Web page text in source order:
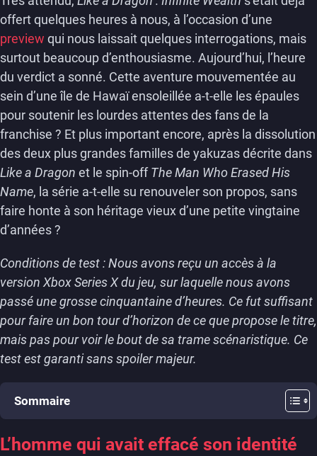
offert quelques heures à nous, à l’occasion d’une
preview qui nous laissait quelques interrogations, mais
surtout beaucoup d’enthousiasme. Aujourd’hui, l’heure
du verdict a sonné. Cette aventure mouvementée au
sein d’une île de Hawaï ensoleillée a-t-elle les épaules
pour soutenir les lourdes attentes des fans de la
franchise ? Et plus important encore, après la dissolution
des deux plus grandes familles de yakuzas décrite dans
Like a Dragon et le spin-offThe Man Who Erased His
Name, la série a-t-elle su renouveler son propos, sans
faire honte à son héritage vieux d’une petite vingtaine
d’années ?
Conditions de test : Nous avons reçu un accès à la
version Xbox Series X du jeu, sur laquelle nous avons
passé une grosse cinquantaine d’heures. Ce fut suffisant
pour faire un bon tour d’horizon de ce que propose le titre,
mais pas pour voir le bout de sa trame scénaristique. Ce
test est garanti sans spoiler majeur.
Sommaire
L’homme qui avait effacé son identité